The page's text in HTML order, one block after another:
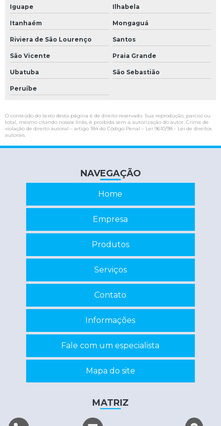
Conversor tensão
Conversor tensão corrente
Empresa de manutenção de nobreak
Interface serial
Interface serial rs232
Inversor de frequência industrial
Inversor de frequência manutenção
Manutenção de cnc
Manutenção de estabilizadores e nobreaks
Manutenção de nobreaks sp
Recuperação de circuitos eletrônicos
Reparo em eletrônicos
Servo motor manutenção
Iguape Ilhabela
Itanhaém Mongaguá
Riviera de São Lourenço Santos
São Vicente Praia Grande
Ubatuba São Sebastião
Peruíbe
O conteúdo do texto desta página é de direito reservado. Sua reprodução, parcial ou
total, mesmo citando nossos links, é proibida sem a autorização do autor. Crime de
violação de direito autoral – artigo 184 do Código Penal – Lei 9610/98 - Lei de direitos
autorais.
NAVEGAÇÃO
Home
Empresa
Produtos
Serviços
Contato
Informações
Fale com um especialista
Mapa do site
MATRIZ